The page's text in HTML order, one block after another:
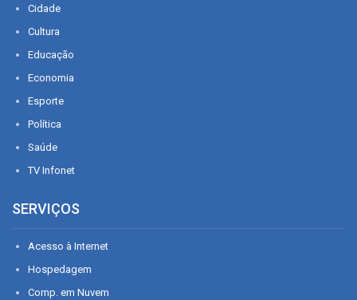
Cidade
Cultura
Educação
Economia
Esporte
Política
Saúde
TV Infonet
SERVIÇOS
Acesso à Internet
Hospedagem
Comp. em Nuvem